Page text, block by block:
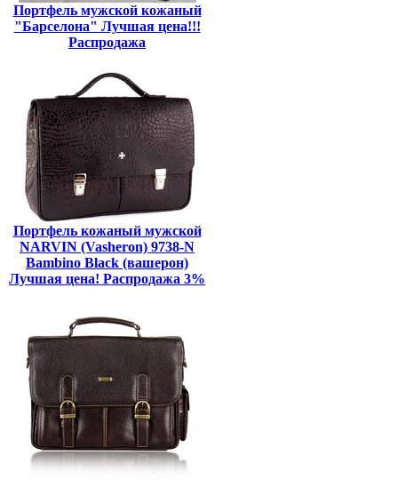
Портфель мужской кожаный
"Барселона" Лучшая цена!!!
Распродажа
Портфель кожаный мужской
NARVIN (Vasheron) 9738-N
Bambino Black (вашерон)
Лучшая цена! Распродажа 3%